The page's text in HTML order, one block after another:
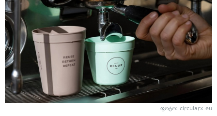
ფოტო: circularx.eu